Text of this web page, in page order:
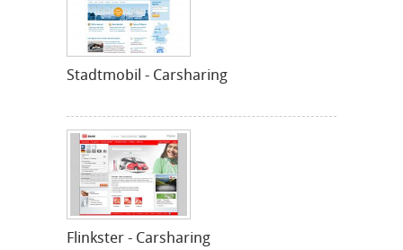
Stadtmobil - Carsharing
Flinkster - Carsharing